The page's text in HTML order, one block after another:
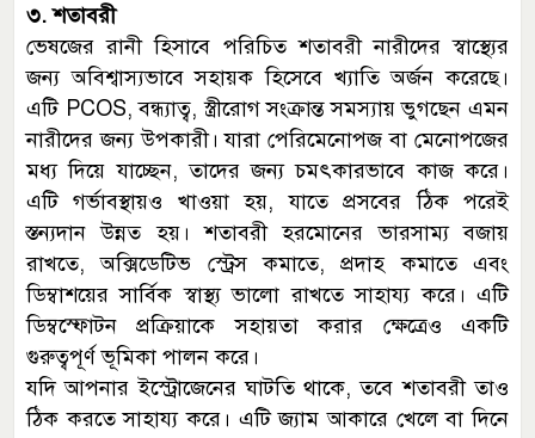
৩. শতাবরী
ভেষজের রানী হিসাবে পরিচিত শতাবরী নারীদের স্বাস্থ্যের
জন্য অবিশ্বাস্যভাবে সহায়ক হিসেবে খ্যাতি অর্জন করেছে।
এটি PCOS, বন্ধ্যাত্ব, স্ত্রীরোগ সংক্রান্ত সমস্যায় ভুগছেন এমন
নারীদের জন্য উপকারী। যারা পেরিমেনোপজ বা মেনোপজের
মধ্য দিয়ে যাচ্ছেন, তাদের জন্য চমৎকারভাবে কাজ করে।
এটি গর্ভাবস্থায়ও খাওয়া হয়, যাতে প্রসবের ঠিক পরেই
স্তন্যদান উন্নত হয়। শতাবরী হরমোনের ভারসাম্য বজায়
রাখতে, অক্সিডেটিভ স্ট্রেস কমাতে, প্রদাহ কমাতে এবং
ডিম্বাশয়ের সার্বিক স্বাস্থ্য ভালো রাখতে সাহায্য করে। এটি
ডিম্বস্ফোটন প্রক্রিয়াকে সহায়তা করার ক্ষেত্রেও একটি
গুরুত্বপূর্ণ ভূমিকা পালন করে।
যদি আপনার ইস্ট্রোজেনের ঘাটতি থাকে, তবে শতাবরী তাও
ঠিক করতে সাহায্য করে। এটি জ্যাম আকারে খেলে বা দিনে